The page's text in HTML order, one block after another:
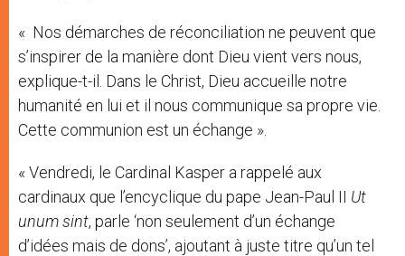
« Nos démarches de réconciliation ne peuvent que
s’inspirer de la manière dont Dieu vient vers nous,
explique-t-il. Dans le Christ, Dieu accueille notre
humanité en lui et il nous communique sa propre vie.
Cette communion est un échange ».
« Vendredi, le Cardinal Kasper a rappelé aux
cardinaux que l’encyclique du pape Jean-Paul II Ut
unum sint, parle ‘non seulement d’un échange
d’idées mais de dons’, ajoutant à juste titre qu’un tel